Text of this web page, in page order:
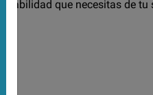
fiabilidad que necesitas de tu